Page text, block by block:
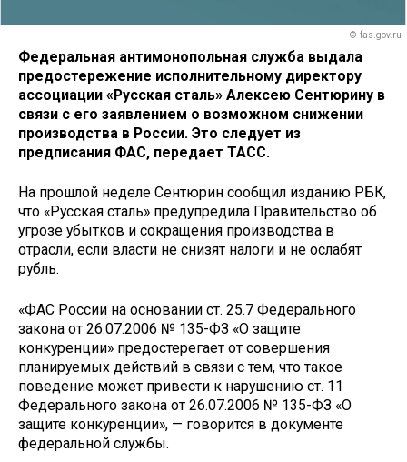
© fas.gov.ru
Федеральная антимонопольная служба выдала
предостережение исполнительному директору
ассоциации «Русская сталь» Алексею Сентюрину в
связи с его заявлением о возможном снижении
производства в России. Это следует из
предписания ФАС, передает ТАСС.
На прошлой неделе Сентюрин сообщил изданию РБК,
что «Русская сталь» предупредила Правительство об
угрозе убытков и сокращения производства в
отрасли, если власти не снизят налоги и не ослабят
рубль.
«ФАС России на основании ст. 25.7 Федерального
закона от 26.07.2006 № 135-ФЗ «О защите
конкуренции» предостерегает от совершения
планируемых действий в связи с тем, что такое
поведение может привести к нарушению ст. 11
Федерального закона от 26.07.2006 № 135-ФЗ «О
защите конкуренции», — говорится в документе
федеральной службы.